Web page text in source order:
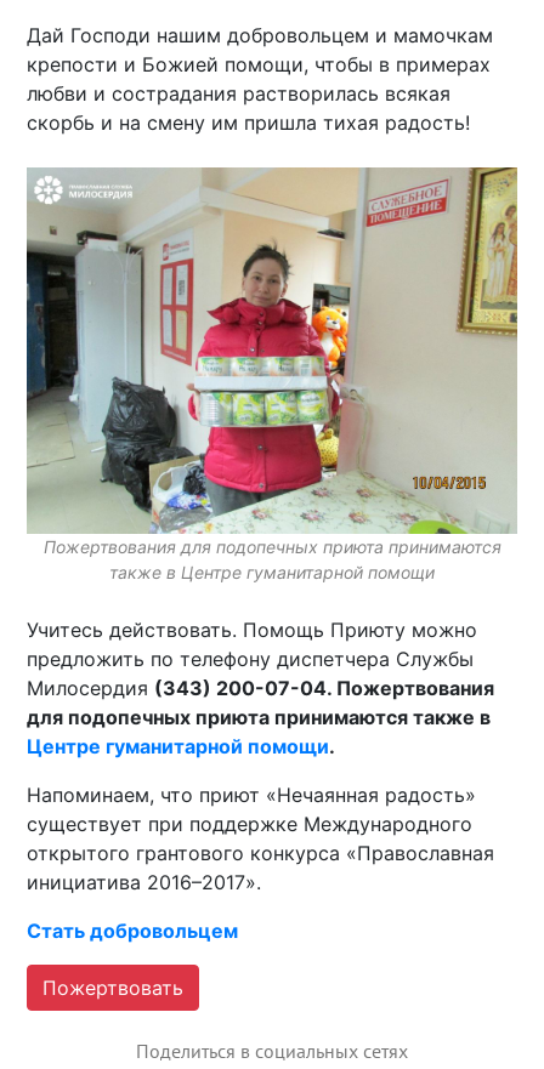
Дай Господи нашим добровольцем и мамочкам
крепости и Божией помощи, чтобы в примерах
любви и сострадания растворилась всякая
скорбь и на смену им пришла тихая радость!
Пожертвования для подопечных приюта принимаются
также в Центре гуманитарной помощи
Учитесь действовать. Помощь Приюту можно
предложить по телефону диспетчера Службы
Милосердия (343) 200-07-04. Пожертвования
для подопечных приюта принимаются также в
Центре гуманитарной помощи.
Напоминаем, что приют «Нечаянная радость»
существует при поддержке Международного
открытого грантового конкурса «Православная
инициатива 2016–2017».
Стать добровольцем
Пожертвовать
Поделиться в социальных сетях